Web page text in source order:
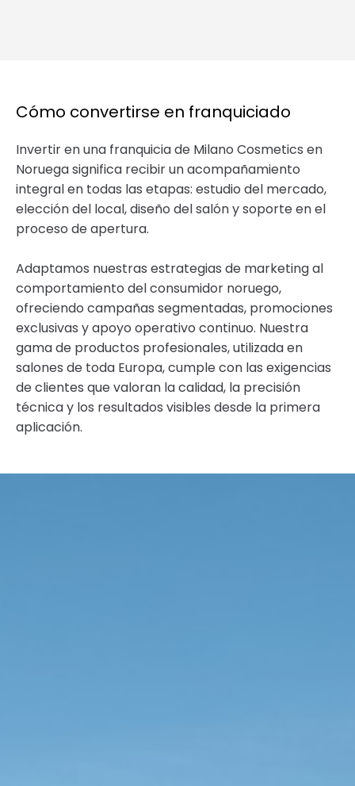
Cómo convertirse en franquiciado
Invertir en una franquicia de Milano Cosmetics en
Noruega significa recibir un acompañamiento
integral en todas las etapas: estudio del mercado,
elección del local, diseño del salón y soporte en el
proceso de apertura.
Adaptamos nuestras estrategias de marketing al
comportamiento del consumidor noruego,
ofreciendo campañas segmentadas, promociones
exclusivas y apoyo operativo continuo. Nuestra
gama de productos profesionales, utilizada en
salones de toda Europa, cumple con las exigencias
de clientes que valoran la calidad, la precisión
técnica y los resultados visibles desde la primera
aplicación.